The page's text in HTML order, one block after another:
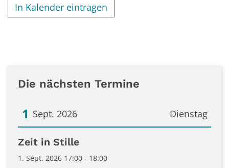
In Kalender eintragen
Die nächsten Termine
Dienstag
1 Sept. 2026
Datum: 1. September 2026
Zeit in Stille
1. Sept. 2026 17:00 - 18:00